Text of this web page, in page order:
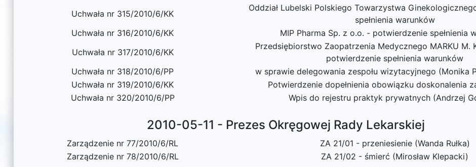
Uchwała nr 315/2010/6/KK
Oddział Lubelski Polskiego Towarzystwa
spełnienia warunków
Uchwała nr 316/2010/6/KK
MIP Pharma Sp. z o.o. - potwierdzenie spełnienia
Uchwała nr 317/2010/6/KK
Przedsiębiorstwo Zaopatrzenia Medycznego MARKU M.
potwierdzenie spełnienia warunków
Uchwała nr 318/2010/6/PP
w sprawie delegowania zespołu wizytacyjnego (Monika
Uchwała nr 319/2010/6/KK
Potwierdzenie dopełnienia obowiązku doskonalenia
Uchwała nr 320/2010/6/PP
Wpis do rejestru praktyk prywatnych (Andrzej
2010-05-11 - Prezes Okręgowej Rady Lekarskiej
Zarządzenie nr 77/2010/6/RL
ZA 21/01 - przeniesienie (Wanda Rułka)
Zarządzenie nr 78/2010/6/RL
ZA 21/02 - śmierć (Mirosław Klepacki)